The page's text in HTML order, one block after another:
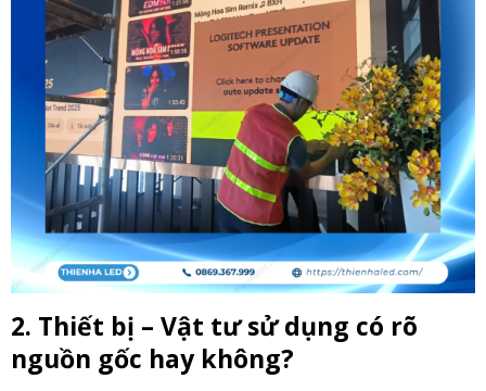
2. Thiết bị – Vật tư sử dụng có rõ
nguồn gốc hay không?